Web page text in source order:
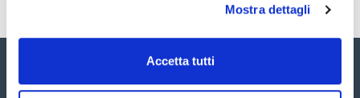
Mostra dettagli
Accetta tutti